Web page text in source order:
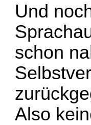
Und
schon
Also